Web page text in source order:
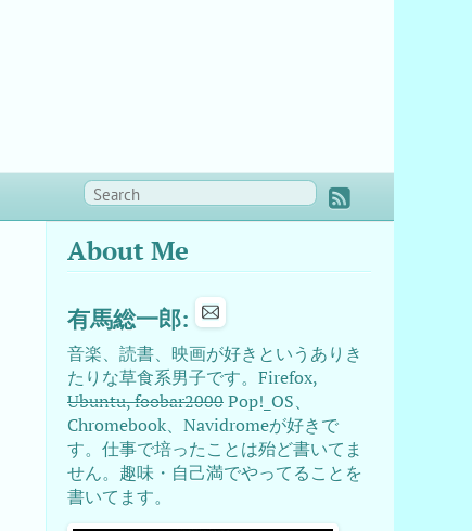
About Me
有馬総一郎:
音楽、読書、映画が好きというありき
たりな草食系男子です。Firefox,
Ubuntu, foobar2000Pop!_OS、
Chromebook、Navidromeが好きで
す。仕事で培ったことは殆ど書いてま
せん。趣味・自己満でやってることを
書いてます。